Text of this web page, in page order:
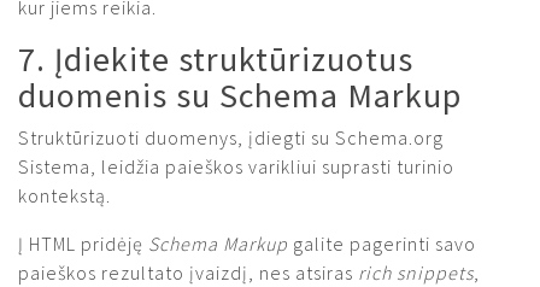
kur jiems reikia.
7. Įdiekite struktūrizuotus
duomenis su Schema Markup
Struktūrizuoti duomenys, įdiegti su Schema.org
Sistema, leidžia paieškos varikliui suprasti turinio
kontekstą.
Į HTML pridėję Schema Markup galite pagerinti savo
paieškos rezultato įvaizdį, nes atsiras rich snippets